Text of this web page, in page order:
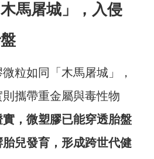
馬屠城」，入侵
粒如同「木馬屠城」，
攜帶重金屬與毒性物
，微塑膠已能穿透胎盤
兒發育，形成跨世代健